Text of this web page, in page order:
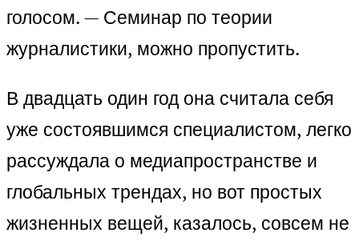
голосом. — Семинар по теории
журналистики, можно пропустить.
В двадцать один год она считала себя
уже состоявшимся специалистом, легко
рассуждала о медиапространстве и
глобальных трендах, но вот простых
жизненных вещей, казалось, совсем не